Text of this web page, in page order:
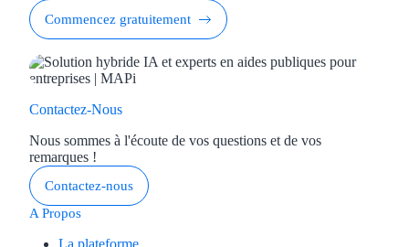
Commencez gratuitement
Contactez-Nous
Nous sommes à l'écoute de vos questions et de vos
remarques !
Contactez-nous
A Propos